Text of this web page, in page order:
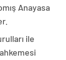
Anayasa
ile